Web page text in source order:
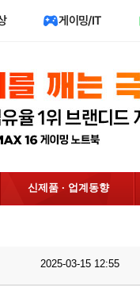
게이밍/IT
신제품 · 업계동향
2025-03-15 12:55